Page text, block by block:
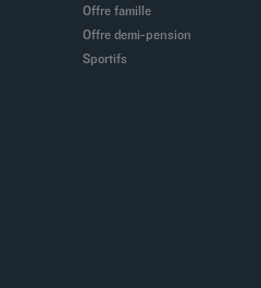
Offre famille
Offre demi-pension
Sportifs